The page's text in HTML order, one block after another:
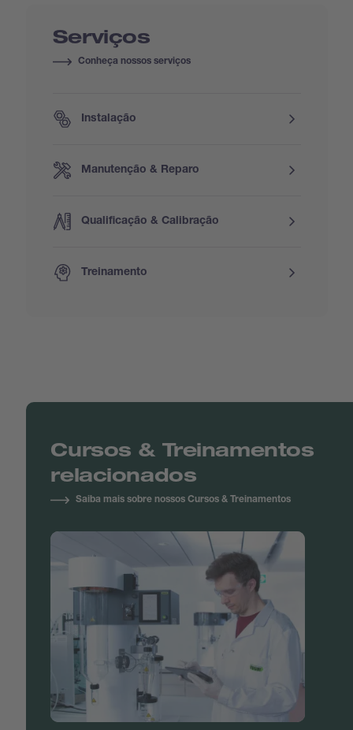
Serviços
Conheça nossos serviços
Instalação
Manutenção & Reparo
Qualificação & Calibração
Treinamento
Cursos & Treinamentos
relacionados
Saiba mais sobre nossos Cursos & Treinamentos